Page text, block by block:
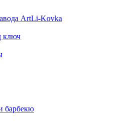
ArtLi-Kovka
ключ
барбекю